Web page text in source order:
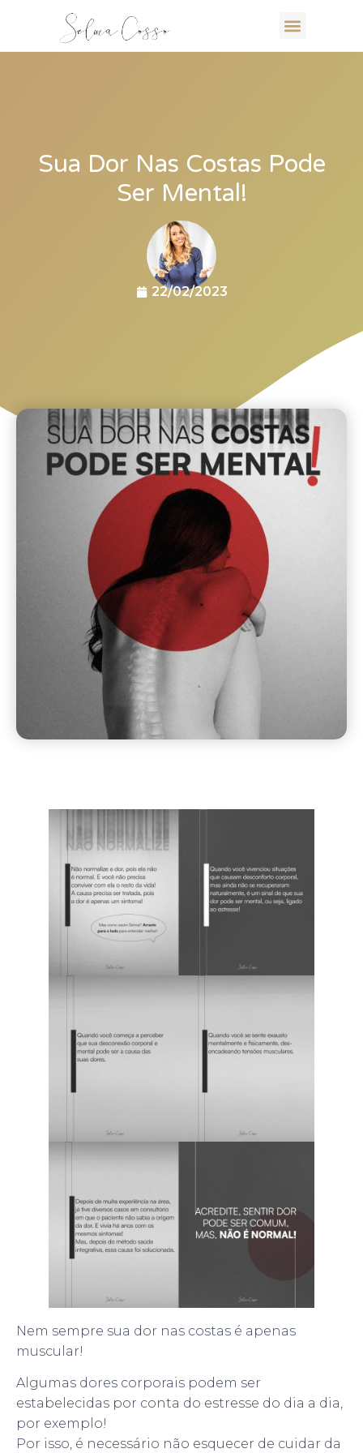
Sua Dor Nas Costas Pode
Ser Mental!
22/02/2023
Nem sempre sua dor nas costas é apenas
muscular!
Algumas dores corporais podem ser
estabelecidas por conta do estresse do dia a dia,
por exemplo!
Por isso, é necessário não esquecer de cuidar da